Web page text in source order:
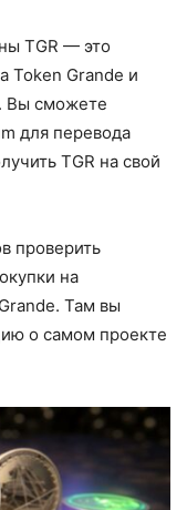
TGR — это
Token Grande и
Вы сможете
для перевода
TGR на свой
проверить
на
Там вы
о самом проекте